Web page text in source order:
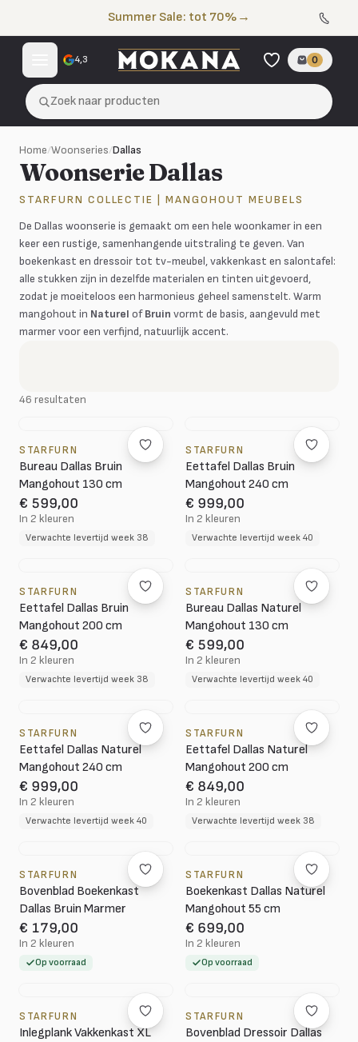
Summer Sale: tot 70% →
4,3 0
Zoek naar producten
Home/Woonseries/Dallas
Woonserie Dallas
STARFURN COLLECTIE | MANGOHOUT MEUBELS
De Dallas woonserie is gemaakt om een hele woonkamer in een
keer een rustige, samenhangende uitstraling te geven. Van
boekenkast en dressoir tot tv-meubel, vakkenkast en salontafel:
alle stukken zijn in dezelfde materialen en tinten uitgevoerd,
zodat je moeiteloos een harmonieus geheel samenstelt. Warm
mangohout in Naturel ofBruin vormt de basis, aangevuld met
marmer voor een verfijnd, natuurlijk accent.
46 resultaten
STARFURN
Bureau Dallas Bruin
Mangohout 130 cm
€ 599,00
In 2 kleuren
Verwachte levertijd week 38
STARFURN
Eettafel Dallas Bruin
Mangohout 240 cm
€ 999,00
In 2 kleuren
Verwachte levertijd week 40
STARFURN
Eettafel Dallas Bruin
Mangohout 200 cm
€ 849,00
In 2 kleuren
Verwachte levertijd week 38
STARFURN
Bureau Dallas Naturel
Mangohout 130 cm
€ 599,00
In 2 kleuren
Verwachte levertijd week 40
STARFURN
Eettafel Dallas Naturel
Mangohout 240 cm
€ 999,00
In 2 kleuren
Verwachte levertijd week 40
STARFURN
Eettafel Dallas Naturel
Mangohout 200 cm
€ 849,00
In 2 kleuren
Verwachte levertijd week 38
STARFURN
Bovenblad Boekenkast
Dallas Bruin Marmer
€ 179,00
In 2 kleuren
Op voorraad
STARFURN
Boekenkast Dallas Naturel
Mangohout 55 cm
€ 699,00
In 2 kleuren
Op voorraad
STARFURN
Inlegplank Vakkenkast XL
STARFURN
Bovenblad Dressoir Dallas